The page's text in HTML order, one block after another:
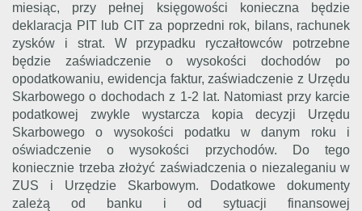
miesiąc, przy pełnej księgowości konieczna będzie
deklaracja PIT lub CIT za poprzedni rok, bilans, rachunek
zysków i strat. W przypadku ryczałtowców potrzebne
będzie zaświadczenie o wysokości dochodów po
opodatkowaniu, ewidencja faktur, zaświadczenie z Urzędu
Skarbowego o dochodach z 1-2 lat. Natomiast przy karcie
podatkowej zwykle wystarcza kopia decyzji Urzędu
Skarbowego o wysokości podatku w danym roku i
oświadczenie o wysokości przychodów. Do tego
koniecznie trzeba złożyć zaświadczenia o niezaleganiu w
ZUS i Urzędzie Skarbowym. Dodatkowe dokumenty
zależą od banku i od sytuacji finansowej